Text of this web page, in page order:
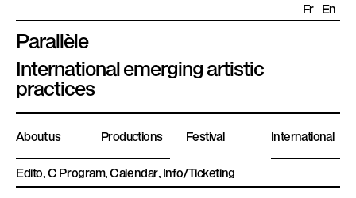
Parallèle
P
l
a
t
e
f
o
International emerging artistic
practices
Fr En
About us Productions Festival International
Edito Program Calendar Info/Ticketing